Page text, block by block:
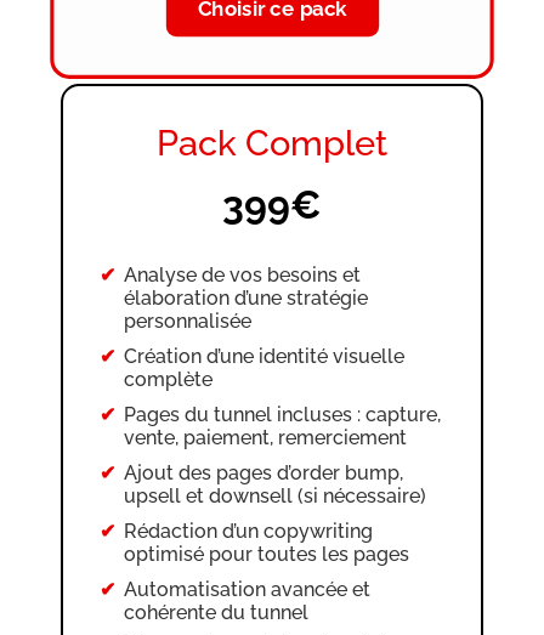
Ajout du favicon
validation finale
Choisir ce pack
Pack Complet
399€
Analyse de vos besoins et
élaboration d’une stratégie
personnalisée
Création d’une identité visuelle
complète
Pages du tunnel incluses : capture,
vente, paiement, remerciement
Ajout des pages d’order bump,
upsell et downsell (si nécessaire)
Rédaction d’un copywriting
optimisé pour toutes les pages
Automatisation avancée et
cohérente du tunnel